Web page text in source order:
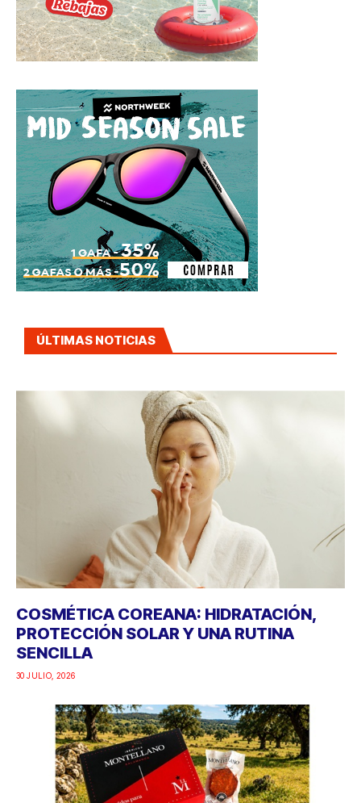
ÚLTIMAS NOTICIAS
COSMÉTICA COREANA: HIDRATACIÓN,
PROTECCIÓN SOLAR Y UNA RUTINA
SENCILLA
30 JULIO, 2026